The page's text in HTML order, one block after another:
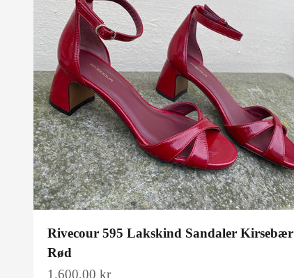
Rivecour 595 Lakskind Sandaler Kirsebær
Rød
Salgspris
1.600,00 kr